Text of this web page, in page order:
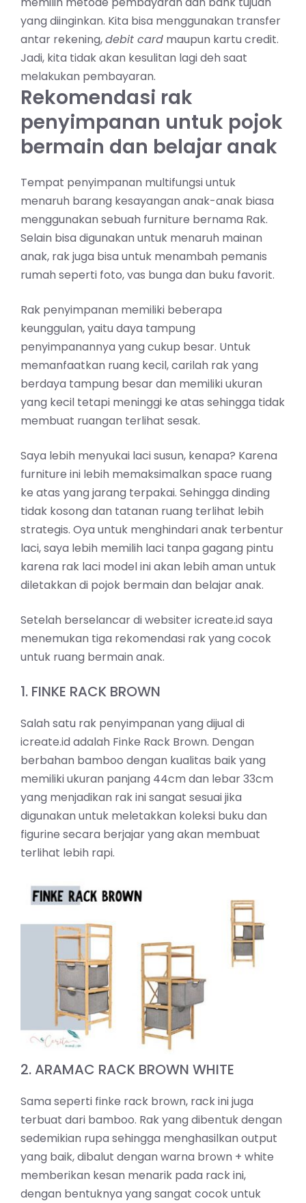
yang diinginkan. Kita bisa menggunakan transfer
antar rekening,debit card maupun kartu credit.
Jadi, kita tidak akan kesulitan lagi deh saat
melakukan pembayaran.
Rekomendasi rak
penyimpanan untuk pojok
bermain dan belajar anak
Tempat penyimpanan multifungsi untuk
menaruh barang kesayangan anak-anak biasa
menggunakan sebuah furniture bernama Rak.
Selain bisa digunakan untuk menaruh mainan
anak, rak juga bisa untuk menambah pemanis
rumah seperti foto, vas bunga dan buku favorit.
Rak penyimpanan memiliki beberapa
keunggulan, yaitu daya tampung
penyimpanannya yang cukup besar. Untuk
memanfaatkan ruang kecil, carilah rak yang
berdaya tampung besar dan memiliki ukuran
yang kecil tetapi meninggi ke atas sehingga tidak
membuat ruangan terlihat sesak.
Saya lebih menyukai laci susun, kenapa? Karena
furniture ini lebih memaksimalkan space ruang
ke atas yang jarang terpakai. Sehingga dinding
tidak kosong dan tatanan ruang terlihat lebih
strategis. Oya untuk menghindari anak terbentur
laci, saya lebih memilih laci tanpa gagang pintu
karena rak laci model ini akan lebih aman untuk
diletakkan di pojok bermain dan belajar anak.
Setelah berselancar di websiter icreate.id saya
menemukan tiga rekomendasi rak yang cocok
untuk ruang bermain anak.
1. FINKE RACK BROWN
Salah satu rak penyimpanan yang dijual di
icreate.id adalah Finke Rack Brown. Dengan
berbahan bamboo dengan kualitas baik yang
memiliki ukuran panjang 44cm dan lebar 33cm
yang menjadikan rak ini sangat sesuai jika
digunakan untuk meletakkan koleksi buku dan
figurine secara berjajar yang akan membuat
terlihat lebih rapi.
2. ARAMAC RACK BROWN WHITE
Sama seperti finke rack brown, rack ini juga
terbuat dari bamboo. Rak yang dibentuk dengan
sedemikian rupa sehingga menghasilkan output
yang baik, dibalut dengan warna brown + white
memberikan kesan menarik pada rack ini,
dengan bentuknya yang sangat cocok untuk